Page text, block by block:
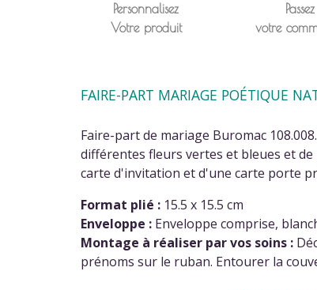
Personnalisez
Votre produit
Passez
votre
FAIRE-PART MARIAGE POÉTIQUE
Faire-part de mariage Buromac
différentes fleurs vertes et bleues et
carte d'invitation et d'une carte porte
Format plié : 15.5 x 15.5 cm
Enveloppe : Enveloppe comprise,
Montage à réaliser par vos soins :
prénoms sur le ruban. Entourer la